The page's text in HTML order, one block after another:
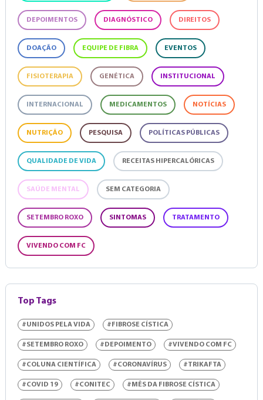
DEPOIMENTOS DIAGNÓSTICO DIREITOS
DOAÇÃO EQUIPE DE FIBRA EVENTOS
FISIOTERAPIA GENÉTICA INSTITUCIONAL
INTERNACIONAL MEDICAMENTOS NOTÍCIAS
NUTRIÇÃO PESQUISA POLÍTICAS PÚBLICAS
QUALIDADE DE VIDA RECEITAS HIPERCALÓRICAS
SAÚDE MENTAL SEM CATEGORIA
SETEMBRO ROXO SINTOMAS TRATAMENTO
VIVENDO COM FC
Top Tags
#UNIDOS PELA VIDA #FIBROSE CÍSTICA
#SETEMBRO ROXO #DEPOIMENTO #VIVENDO COM FC
#COLUNA CIENTÍFICA #CORONAVÍRUS #TRIKAFTA
#COVID 19 #CONITEC #MÊS DA FIBROSE CÍSTICA